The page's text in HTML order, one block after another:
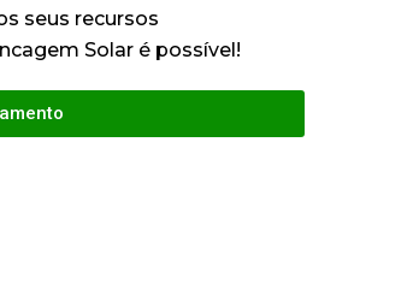
seus recursos
Solar é possível!